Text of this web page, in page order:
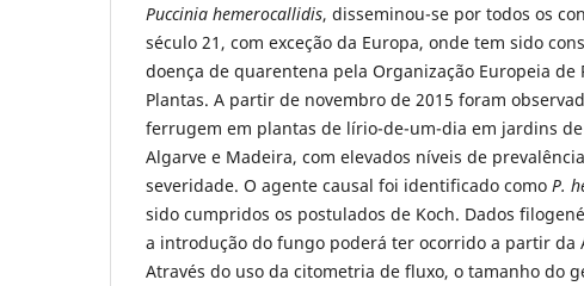
Puccinia hemerocallidis, disseminou-se por todos os
século 21, com exceção da Europa, onde tem sido
doença de quarentena pela Organização Europeia de
Plantas. A partir de novembro de 2015 foram
ferrugem em plantas de lírio-de-um-dia em jardins de
Algarve e Madeira, com elevados níveis de
severidade. O agente causal foi identificado como P.
sido cumpridos os postulados de Koch. Dados
a introdução do fungo poderá ter ocorrido a partir da
Através do uso da citometria de fluxo, o tamanho do